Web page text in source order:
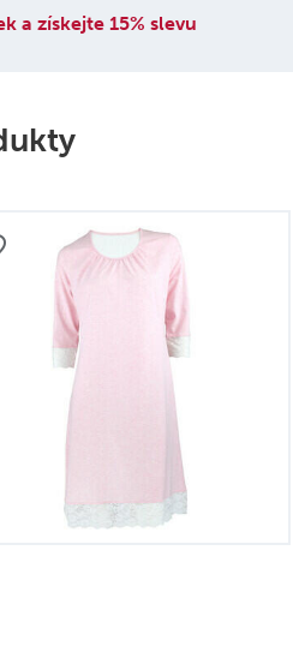
a získejte 15% slevu